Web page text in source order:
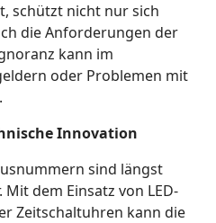
schützt nicht nur sich
die Anforderungen der
kann im
oder Problemen mit
Innovation
sind längst
dem Einsatz von LED-
Zeitschaltuhren kann die